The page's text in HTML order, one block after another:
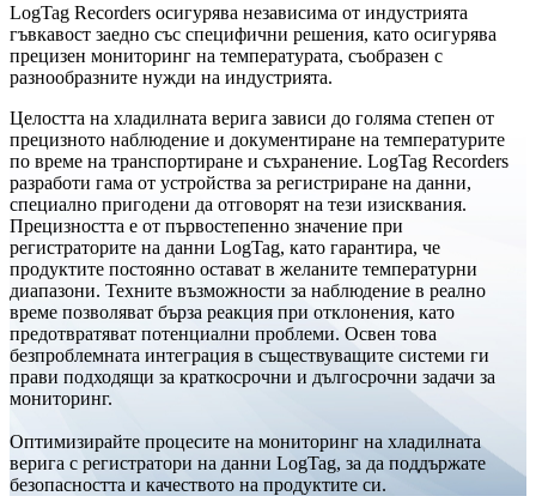
LogTag Recorders осигурява независима от индустрията
гъвкавост заедно със специфични решения, като осигурява
прецизен мониторинг на температурата, съобразен с
разнообразните нужди на индустрията.
Целостта на хладилната верига зависи до голяма степен от
прецизното наблюдение и документиране на температурите
по време на транспортиране и съхранение. LogTag Recorders
разработи гама от устройства за регистриране на данни,
специално пригодени да отговорят на тези изисквания.
Прецизността е от първостепенно значение при
регистраторите на данни LogTag, като гарантира, че
продуктите постоянно остават в желаните температурни
диапазони. Техните възможности за наблюдение в реално
време позволяват бърза реакция при отклонения, като
предотвратяват потенциални проблеми. Освен това
безпроблемната интеграция в съществуващите системи ги
прави подходящи за краткосрочни и дългосрочни задачи за
мониторинг.
Оптимизирайте процесите на мониторинг на хладилната
верига с регистратори на данни LogTag, за да поддържате
безопасността и качеството на продуктите си.